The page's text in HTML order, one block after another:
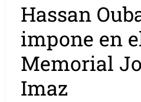
Hassan
impone en
Memorial
Imaz